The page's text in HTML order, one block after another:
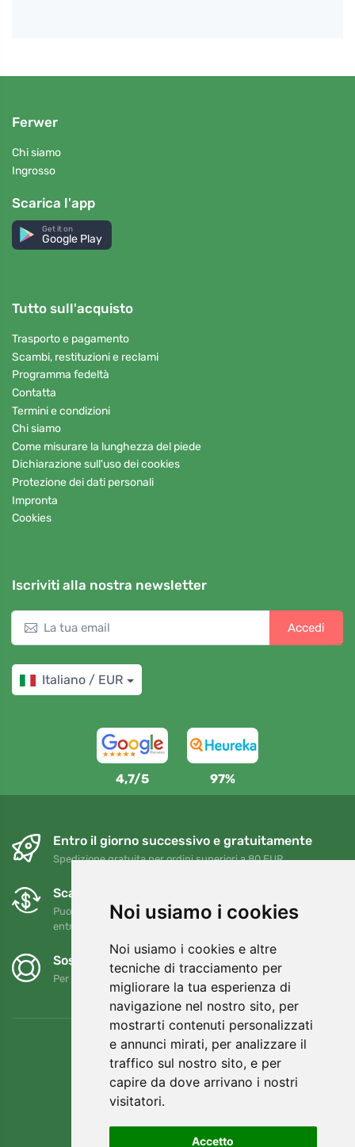
Noi usiamo i cookies
Noi usiamo i cookies e altre
tecniche di tracciamento per
migliorare la tua esperienza di
navigazione nel nostro sito, per
mostrarti contenuti personalizzati
e annunci mirati, per analizzare il
traffico sul nostro sito, e per
capire da dove arrivano i nostri
visitatori.
Accetto
Ferwer
Chi siamo
Ingrosso
Scarica l'app
Get it on
Google Play
Tutto sull'acquisto
Trasporto e pagamento
Scambi, restituzioni e reclami
Programma fedeltà
Contatta
Termini e condizioni
Chi siamo
Come misurare la lunghezza del piede
Dichiarazione sull'uso dei cookies
Protezione dei dati personali
Impronta
Cookies
Iscriviti alla nostra newsletter
Accedi
Italiano / EUR
4,7/5 97%
Entro il giorno successivo e gratuitamente
Spedizione gratuita per ordini superiori a 80 EUR
Scambi e resi gratuiti
Puoi restituire o cambiare il tuo ordine in qualsiasi momento
entro 90 giorni
Sosteniamo Trees.org
Per ogni ordine piantiamo un albero! Leggi di più